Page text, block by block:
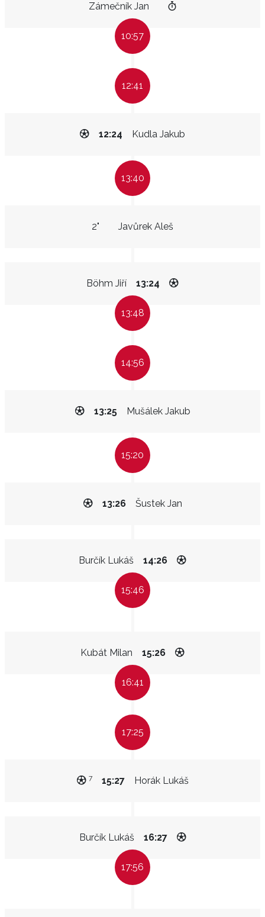
Zámečník Jan
10:57
12:41
Kudla Jakub
12:24
13:40
Javůrek Aleš
2"
Böhm Jiří 13:24
13:48
14:56
Mušálek Jakub
13:25
15:20
Šustek Jan
13:26
Burčík Lukáš 14:26
15:46
Kubát Milan 15:26
16:41
17:25
Horák Lukáš
15:27
7
Burčík Lukáš 16:27
17:56